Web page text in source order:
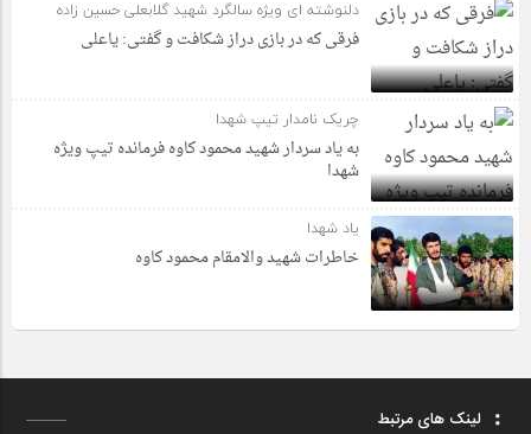
دلنوشته ای ویژه سالگرد شهید گلابعلی حسین زاده
فرقی که در بازی دراز شکافت و گفتی: یاعلی
چریک نامدار تیپ شهدا
به یاد سردار شهید محمود کاوه فرمانده تیپ ویژه
شهدا
یاد شهدا
خاطرات شهید والامقام محمود کاوه‌
لینک های مرتبط